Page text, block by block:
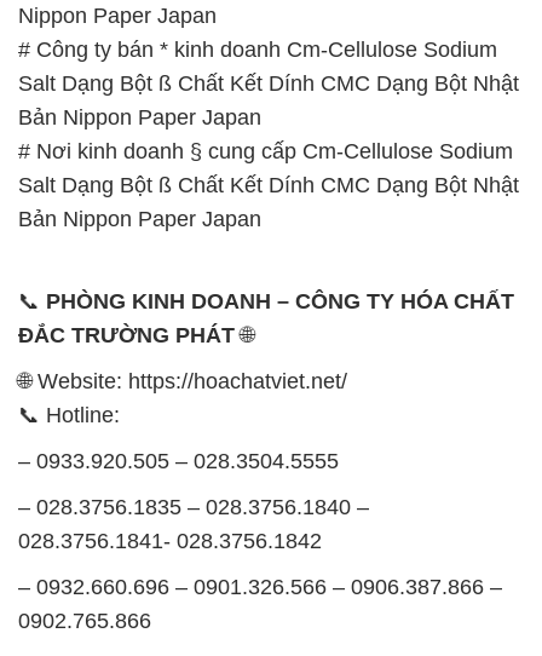
Nippon Paper Japan
# Công ty bán * kinh doanh Cm-Cellulose Sodium
Salt Dạng Bột ß Chất Kết Dính CMC Dạng Bột Nhật
Bản Nippon Paper Japan
# Nơi kinh doanh § cung cấp Cm-Cellulose Sodium
Salt Dạng Bột ß Chất Kết Dính CMC Dạng Bột Nhật
Bản Nippon Paper Japan
📞 PHÒNG KINH DOANH – CÔNG TY HÓA CHẤT
ĐẮC TRƯỜNG PHÁT🌐
🌐 Website: https://hoachatviet.net/
📞 Hotline:
– 0933.920.505 – 028.3504.5555
– 028.3756.1835 – 028.3756.1840 –
028.3756.1841- 028.3756.1842
– 0932.660.696 – 0901.326.566 – 0906.387.866 –
0902.765.866